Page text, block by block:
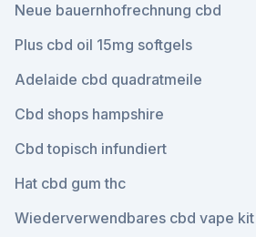
Neue bauernhofrechnung cbd
Plus cbd oil 15mg softgels
Adelaide cbd quadratmeile
Cbd shops hampshire
Cbd topisch infundiert
Hat cbd gum thc
Wiederverwendbares cbd vape kit